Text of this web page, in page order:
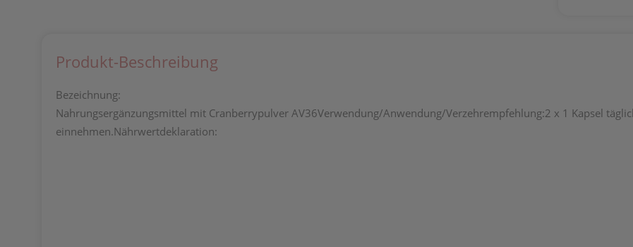
Produkt-Beschreibung
Bezeichnung:
Nahrungsergänzungsmittel mit Cranberrypulver AV36Verwendung/Anwendung/Verzehrempfehlung:2 x 1 Kapsel
einnehmen.Nährwertdeklaration: